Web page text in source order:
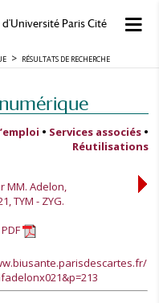
Paris Cité
RÉSULTATS DE RECHERCHE
• Services associés •
Réutilisations
MM. Adelon,
TYM - ZYG.
PDF